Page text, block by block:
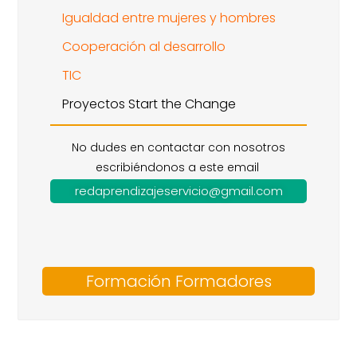
Igualdad entre mujeres y hombres
Cooperación al desarrollo
TIC
Proyectos Start the Change
No dudes en contactar con nosotros
escribiéndonos a este email
redaprendizajeservicio@gmail.com
Formación Formadores